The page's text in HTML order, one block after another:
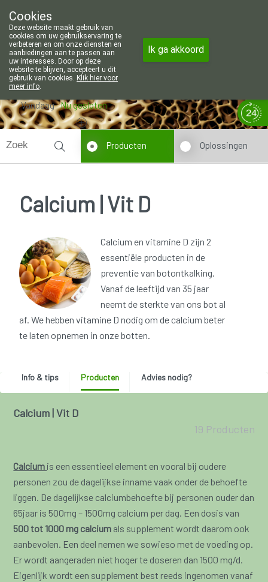
011/606002
Vandaag Nugesloten
Producten Oplossingen
Calcium | Vit D
Calcium en vitamine D zijn 2
essentiële producten in de
preventie van botontkalking.
Vanaf de leeftijd van 35 jaar
neemt de sterkte van ons bot al
af. We hebben vitamine D nodig om de calcium beter
te laten opnemen in onze botten.
Info & tips Producten Advies nodig?
Calcium | Vit D
19 Producten
Calcium is een essentieel element en vooral bij oudere
personen zou de dagelijkse inname vaak onder de behoefte
liggen. De dagelijkse calciumbehoefte bij personen ouder dan
65jaar is 500mg – 1500mg calcium per dag. Een dosis van
500 tot 1000 mg calcium als supplement wordt daarom ook
aanbevolen. Een deel nemen we sowieso met de voeding op.
Er wordt aangeraden niet hoger te doseren dan 1500 mg/d.
Eigenlijk wordt een supplement best reeds ingenomen vanaf
Cookies
Deze website maakt gebruik van
cookies om uw gebruikservaring te
verbeteren en om onze diensten en
aanbiedingen aan te passen aan
uw interesses. Door op deze
website te blijven, accepteert u dit
gebruik van cookies. Klik hier voor
meer info.
Ik ga akkoord